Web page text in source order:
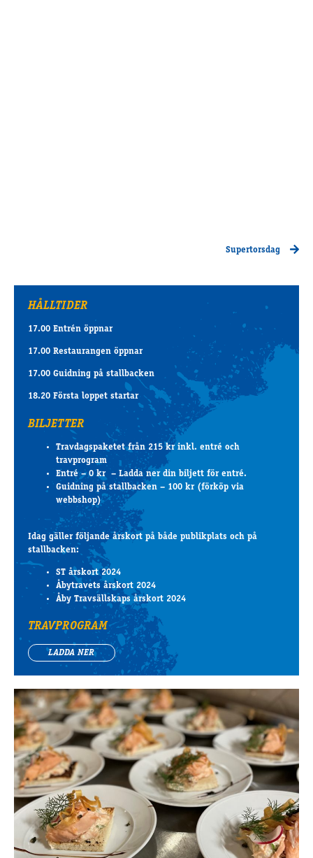
Supertorsdag
HÅLLTIDER
17.00 Entrén öppnar
17.00 Restaurangen öppnar
17.00 Guidning på stallbacken
18.20 Första loppet startar
BILJETTER
Travdagspaketet från 215 kr inkl. entré och
travprogram
Entré – 0 kr – Ladda ner din biljett för entré.
Guidning på stallbacken – 100 kr (förköp via
webbshop)
Idag gäller följande årskort på både publikplats och på
stallbacken:
ST årskort 2024
Åbytravets årskort 2024
Åby Travsällskaps årskort 2024
TRAVPROGRAM
LADDA NER